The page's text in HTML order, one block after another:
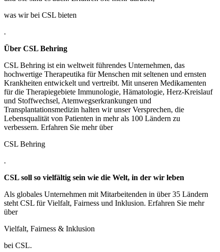
was wir bei CSL bieten
.
Über CSL Behring
CSL Behring ist ein weltweit führendes Unternehmen, das
hochwertige Therapeutika für Menschen mit seltenen und ernsten
Krankheiten entwickelt und vertreibt. Mit unseren Medikamenten
für die Therapiegebiete Immunologie, Hämatologie, Herz-Kreislauf
und Stoffwechsel, Atemwegserkrankungen und
Transplantationsmedizin halten wir unser Versprechen, die
Lebensqualität von Patienten in mehr als 100 Ländern zu
verbessern. Erfahren Sie mehr über
CSL Behring
.
CSL soll so vielfältig sein wie die Welt, in der wir leben
Als globales Unternehmen mit Mitarbeitenden in über 35 Ländern
steht CSL für Vielfalt, Fairness und Inklusion. Erfahren Sie mehr
über
Vielfalt, Fairness & Inklusion
bei CSL.